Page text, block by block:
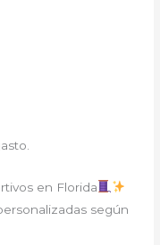
en Florida
según